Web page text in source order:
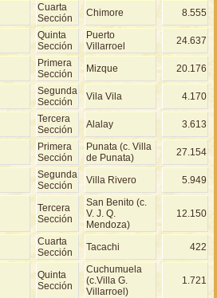
Cuarta
Sección
Chimore 8.555
Quinta
Sección
Puerto
Villarroel
24.637
Primera
Sección
Mizque 20.176
Segunda
Sección
Vila Vila 4.170
Tercera
Sección
Alalay 3.613
Primera
Sección
Punata (c. Villa
de Punata)
27.154
Segunda
Sección
Villa Rivero 5.949
Tercera
Sección
San Benito (c.
V. J. Q.
Mendoza)
12.150
Cuarta
Sección
Tacachi 422
Quinta
Sección
Cuchumuela
(c.Villa G.
Villarroel)
1.721